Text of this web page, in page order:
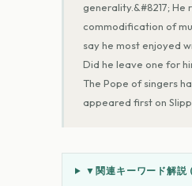
generality.&#8217; He
commodification of
say he most enjoyed
Did he leave one for
The Pope of singers
appeared first on
▼ 関連キーワード解説